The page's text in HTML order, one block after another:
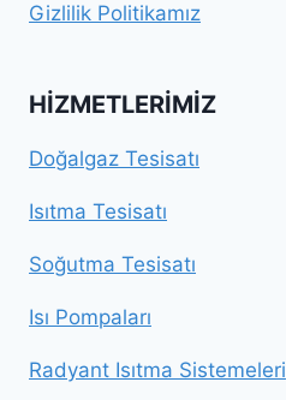
Gizlilik Politikamız
HIZMETLERIMIZ
Doğalgaz Tesisatı
Isıtma Tesisatı
Soğutma Tesisatı
Isı Pompaları
Radyant Isıtma Sistemeleri